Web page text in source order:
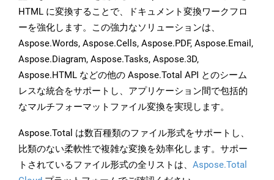
HTML に変換することで、ドキュメント変換ワークフロ
ーを強化します。この強力なソリューションは、
Aspose.Words, Aspose.Cells, Aspose.PDF, Aspose.Email,
Aspose.Diagram, Aspose.Tasks, Aspose.3D,
Aspose.HTML などの他の Aspose.Total API とのシーム
レスな統合をサポートし、アプリケーション間で包括的
なマルチフォーマットファイル変換を実現します。
Aspose.Total は数百種類のファイル形式をサポートし、
比類のない柔軟性で複雑な変換を効率化します。サポー
トされているファイル形式の全リストは、 Aspose.Total